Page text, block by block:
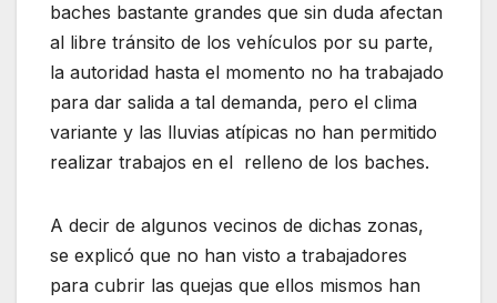
baches bastante grandes que sin duda afectan
al libre tránsito de los vehículos por su parte,
la autoridad hasta el momento no ha trabajado
para dar salida a tal demanda, pero el clima
variante y las lluvias atípicas no han permitido
realizar trabajos en el relleno de los baches.
A decir de algunos vecinos de dichas zonas,
se explicó que no han visto a trabajadores
para cubrir las quejas que ellos mismos han